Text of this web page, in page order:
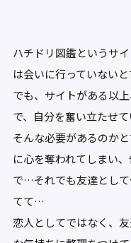
ハチドリ図鑑というサ
は会いに行っていない
でも、サイトがある以
で、自分を奮い立たせ
そんな必要があるのか
に心を奪われてしまい
で…それでも友達とし
てて…
恋人としてではなく、